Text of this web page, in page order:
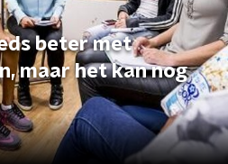
beter met
maar het kan nog